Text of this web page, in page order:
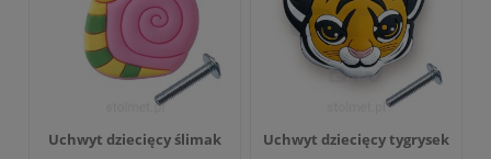
Uchwyt dziecięcy ślimak Uchwyt dziecięcy tygrysek